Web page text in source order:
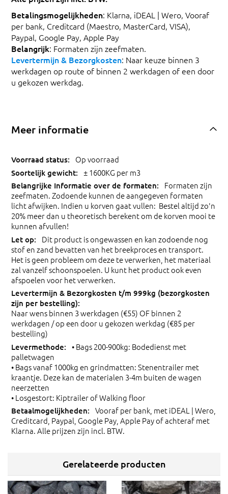
Betalingsmogelijkheden: Klarna, iDEAL | Wero, Vooraf
per bank, Creditcard (Maestro, MasterCard, VISA),
Paypal, Google Pay, Apple Pay
Belangrijk: Formaten zijn zeefmaten.
Levertermijn & Bezorgkosten: Naar keuze binnen 3
werkdagen op route of binnen 2 werkdagen of een door
u gekozen werkdag.
Meer informatie
Op voorraad
± 1600KG per m3
Formaten zijn
zeefmaten. Zodoende kunnen de aangegeven formaten
licht afwijken. Indien u korven gaat vullen: Bestel altijd zo'n
20% meer dan u theoretisch berekent om de korven mooi te
kunnen afvullen!
Dit product is ongewassen en kan zodoende nog
stof en zand bevatten van het breekproces en transport.
Het is geen probleem om deze te verwerken, het materiaal
zal vanzelf schoonspoelen. U kunt het product ook even
afspoelen voor het verwerken.
Naar wens binnen 3 werkdagen (€55) OF binnen 2
werkdagen / op een door u gekozen werkdag (€85 per
bestelling)
• Bags 200-900kg: Bodedienst met
palletwagen
• Bags vanaf 1000kg en grindmatten: Stenentrailer met
kraantje. Deze kan de materialen 3-4m buiten de wagen
neerzetten
• Losgestort: Kiptrailer of Walking floor
Vooraf per bank, met iDEAL | Wero,
Creditcard, Paypal, Google Pay, Apple Pay of achteraf met
Klarna. Alle prijzen zijn incl. BTW.
Gerelateerde producten